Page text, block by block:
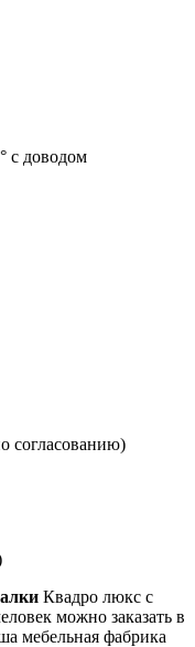
с доводом
согласованию)
Квадро люкс с
можно заказать в
мебельная фабрика